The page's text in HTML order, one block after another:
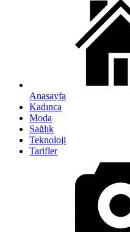
Anasayfa
Kadınca
Moda
Sağlık
Teknoloji
Tarifler